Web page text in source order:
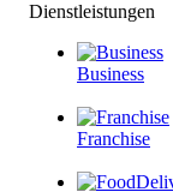
Dienstleistungen
Business
Franchise